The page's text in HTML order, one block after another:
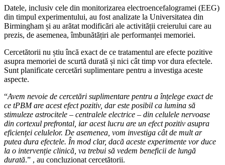
Datele, inclusiv cele din monitorizarea electroencefalogramei (EEG)
din timpul experimentului, au fost analizate la Universitatea din
Birmingham și au arătat modificări ale activității creierului care au
prezis, de asemenea, îmbunătățiri ale performanței memoriei.
Cercetătorii nu știu încă exact de ce tratamentul are efecte pozitive
asupra memoriei de scurtă durată și nici cât timp vor dura efectele.
Sunt planificate cercetări suplimentare pentru a investiga aceste
aspecte.
“Avem nevoie de cercetări suplimentare pentru a înțelege exact de
ce tPBM are acest efect pozitiv, dar este posibil ca lumina să
stimuleze astrocitele – centralele electrice – din celulele nervoase
din cortexul prefrontal, iar acest lucru are un efect pozitiv asupra
eficienței celulelor. De asemenea, vom investiga cât de mult ar
putea dura efectele. În mod clar, dacă aceste experimente vor duce
la o intervenție clinică, va trebui să vedem beneficii de lungă
durată.” , au concluzionat cercetătorii.